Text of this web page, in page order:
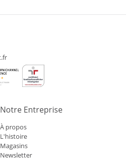
Notre Entreprise
À propos
L'histoire
Magasins
Newsletter